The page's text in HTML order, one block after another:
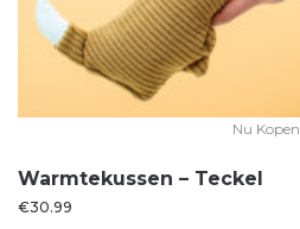
Nu Kopen
Warmtekussen – Teckel
€30.99